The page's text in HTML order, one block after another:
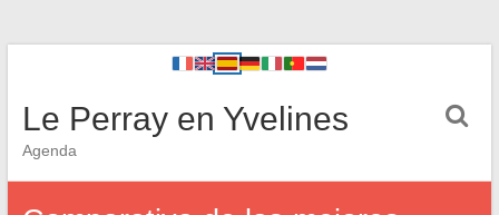
Le Perray en Yvelines
Agenda